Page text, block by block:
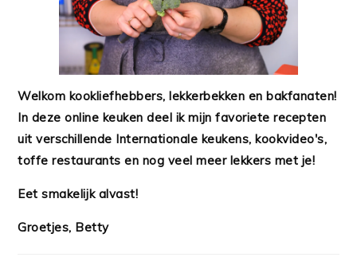
Welkom kookliefhebbers, lekkerbekken en bakfanaten!
In deze online keuken deel ik mijn favoriete recepten
uit verschillende Internationale keukens, kookvideo's,
toffe restaurants en nog veel meer lekkers met je!
Eet smakelijk alvast!
Groetjes, Betty